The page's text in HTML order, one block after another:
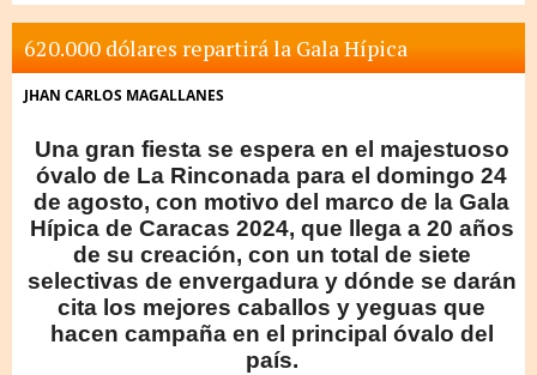
620.000 dólares repartirá la Gala Hípica
JHAN CARLOS MAGALLANES
Una gran fiesta se espera en el majestuoso
óvalo de La Rinconada para el domingo 24
de agosto, con motivo del marco de la Gala
Hípica de Caracas 2024, que llega a 20 años
de su creación, con un total de siete
selectivas de envergadura y dónde se darán
cita los mejores caballos y yeguas que
hacen campaña en el principal óvalo del
país.